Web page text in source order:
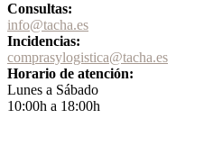
Consultas:
info@tacha.es
Incidencias:
comprasylogistica@tacha.es
Horario de atención:
Lunes a Sábado
10:00h a 18:00h